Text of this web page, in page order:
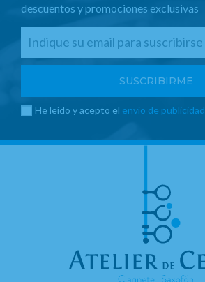
descuentos y promociones exclusivas
He leído y acepto el envío de publicidad